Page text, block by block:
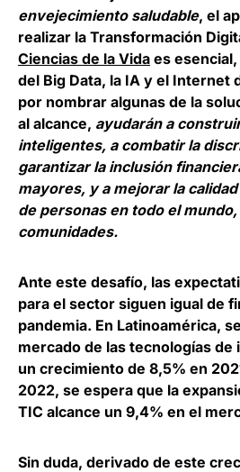
envejecimiento saludable, el
realizar la Transformación
Ciencias de la Vida es
del Big Data, la IA y el Internet
por nombrar algunas de la
al alcance, ayudarán a
inteligentes, a combatir la
garantizar la inclusión
mayores, y a mejorar la
de personas en todo el
comunidades.
Ante este desafío, las
para el sector siguen igual de
pandemia. En Latinoamérica,
mercado de las tecnologías
un crecimiento de 8,5% en
2022, se espera que la
TIC alcance un 9,4% en el
Sin duda, derivado de este